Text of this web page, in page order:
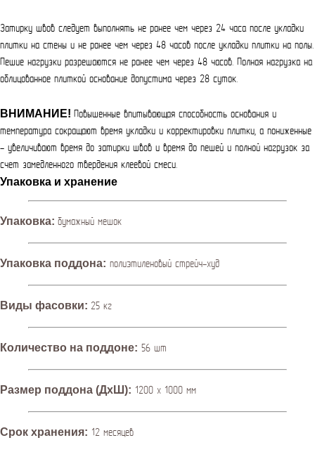
Затирку швов следует выполнять не ранее чем через 24 часа после укладки
плитки на стены и не ранее чем через 48 часов после укладки плитки на полы.
Пешие нагрузки разрешаются не ранее чем через 48 часов. Полная нагрузка на
облицованное плиткой основание допустима через 28 суток.
ВНИМАНИЕ! Повышенные впитывающая способность основания и
температура сокращают время укладки и корректировки плитки, а пониженные
- увеличивают время до затирки швов и время до пешей и полной нагрузок за
счет замедленного твердения клеевой смеси.
Упаковка и хранение
Упаковка: бумажный мешок
Упаковка поддона: полиэтиленовый стрейч-худ
Виды фасовки: 25 кг
Количество на поддоне: 56 шт
Размер поддона (ДхШ): 1200 х 1000 мм
Срок хранения: 12 месяцев